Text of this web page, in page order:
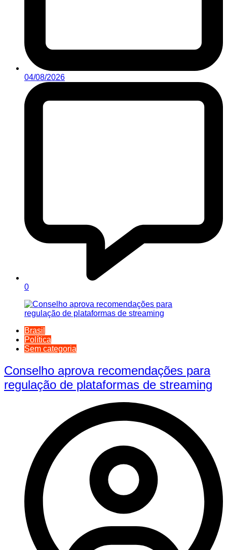
04/08/2026
0
Brasil
Política
Sem categoria
Conselho aprova recomendações para
regulação de plataformas de streaming